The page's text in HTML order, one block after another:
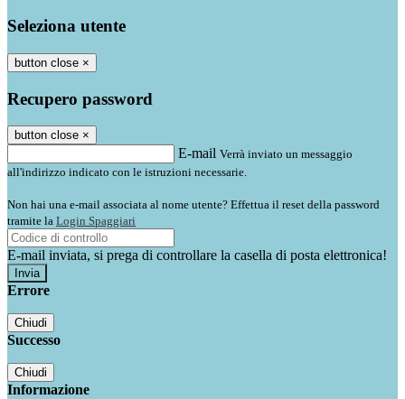
Seleziona utente
button close ×
Recupero password
button close ×
E-mail Verrà inviato un messaggio
all'indirizzo indicato con le istruzioni necessarie.
Non hai una e-mail associata al nome utente? Effettua il reset della password
tramite la Login Spaggiari
E-mail inviata, si prega di controllare la casella di posta elettronica!
Errore
Chiudi
Successo
Chiudi
Informazione